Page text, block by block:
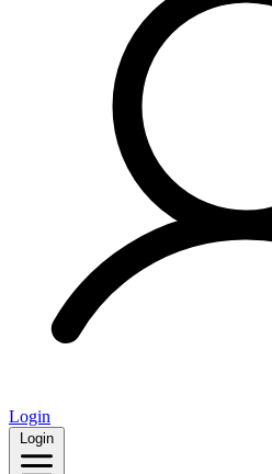
Login
Login